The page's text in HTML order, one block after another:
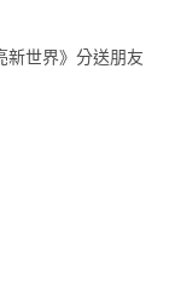
世界》分送朋友